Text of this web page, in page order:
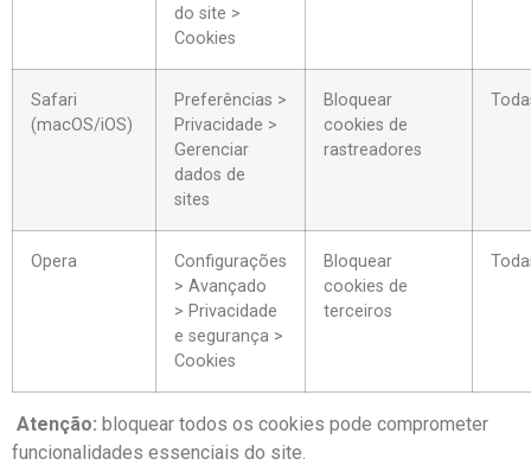
do site >
Cookies
Safari
(macOS/iOS)
Preferências >
Privacidade >
Gerenciar
dados de
sites
Bloquear
cookies de
rastreadores
Opera
Configurações
> Avançado
> Privacidade
e segurança >
Cookies
Bloquear
cookies de
terceiros
Atenção: bloquear todos os cookies pode comprometer
funcionalidades essenciais do site.